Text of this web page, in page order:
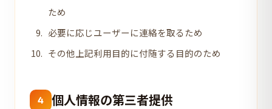
ため
必要に応じユーザーに連絡を取るため
その他上記利用目的に付随する目的のため
4 個人情報の第三者提供